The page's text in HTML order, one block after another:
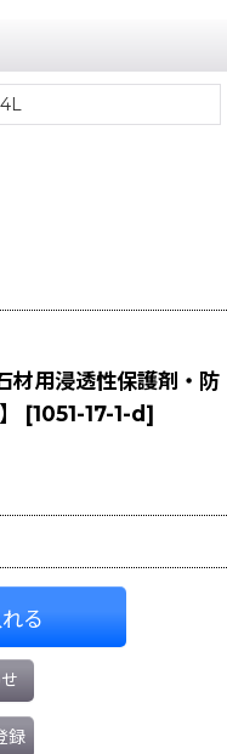
4L
材用浸透性保護剤・防
[1051-17-1-d]
る
録